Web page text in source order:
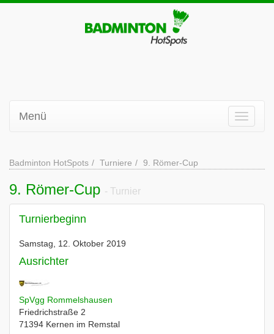
Menü
Badminton HotSpots Turniere 9. Römer-Cup
9. Römer-Cup - Turnier
Turnierbeginn
Samstag, 12. Oktober 2019
Ausrichter
SpVgg Rommelshausen
Friedrichstraße 2
71394 Kernen im Remstal